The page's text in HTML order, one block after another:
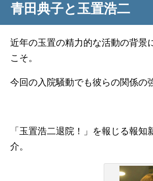
青田典子と玉置浩二
近年の玉置の精力的な活動の背景
こそ。
今回の入院騒動でも彼らの関係の
「玉置浩二退院！」を報じる報
介。